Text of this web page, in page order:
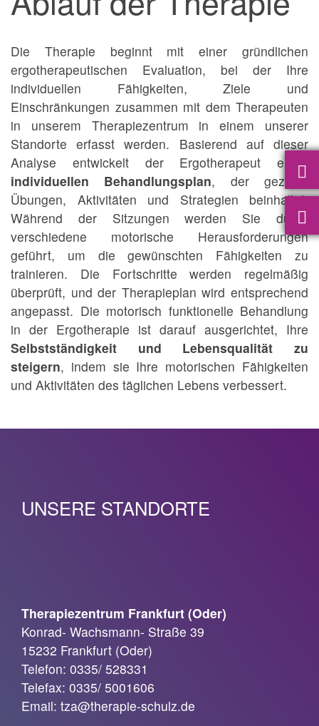
Die Therapie beginnt mit einer gründlichen
ergotherapeutischen Evaluation, bei der Ihre
individuellen Fähigkeiten, Ziele und
Einschränkungen zusammen mit dem Therapeuten
in unserem Therapiezentrum in einem unserer
Standorte erfasst werden. Basierend auf dieser
Analyse entwickelt der Ergotherapeut einen
individuellen Behandlungsplan, der gezielte
Übungen, Aktivitäten und Strategien beinhaltet.
Während der Sitzungen werden Sie durch
verschiedene motorische Herausforderungen
geführt, um die gewünschten Fähigkeiten zu
trainieren. Die Fortschritte werden regelmäßig
überprüft, und der Therapieplan wird entsprechend
angepasst. Die motorisch funktionelle Behandlung
in der Ergotherapie ist darauf ausgerichtet, Ihre
Selbstständigkeit und Lebensqualität zu
steigern, indem sie Ihre motorischen Fähigkeiten
und Aktivitäten des täglichen Lebens verbessert.
UNSERE STANDORTE
Therapiezentrum Frankfurt (Oder)
Konrad- Wachsmann- Straße 39
15232 Frankfurt (Oder)
Telefon: 0335/ 528331
Telefax: 0335/ 5001606
Email: tza@therapie-schulz.de